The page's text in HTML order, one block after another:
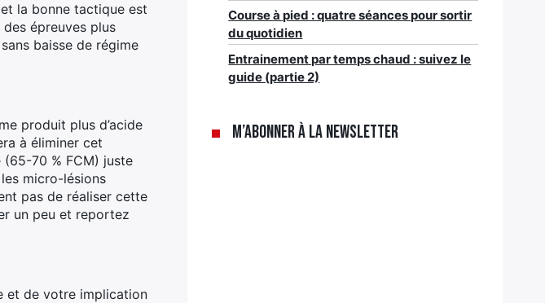
la bonne tactique est
épreuves plus
baisse de régime
produit plus d’acide
à éliminer cet
70 % FCM) juste
micro-lésions
pas de réaliser cette
un peu et reportez
et de votre implication
Course à pied : quatre séances pour sortir
du quotidien
Entrainement par temps chaud : suivez le
guide (partie 2)
M’abonner à la newsletter